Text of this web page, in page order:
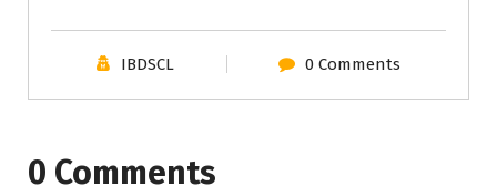
IBDSCL 0 Comments
0 Comments